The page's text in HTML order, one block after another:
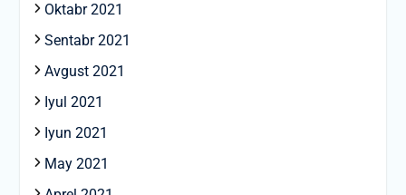
Oktabr 2021
Sentabr 2021
Avgust 2021
Iyul 2021
Iyun 2021
May 2021